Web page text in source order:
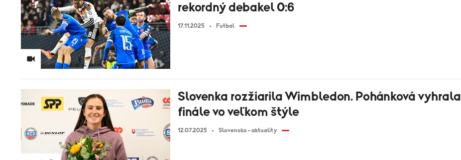
rekordný debakel 0:6
17.11.2025 Futbal
Slovenka rozžiarila Wimbledon. Pohánková vyhrala
finále vo veľkom štýle
12.07.2025 Slovensko - aktuality